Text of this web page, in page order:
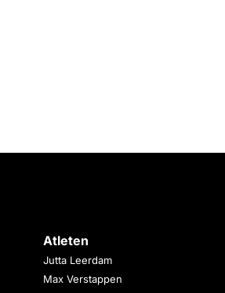
Atleten
Jutta Leerdam
Max Verstappen